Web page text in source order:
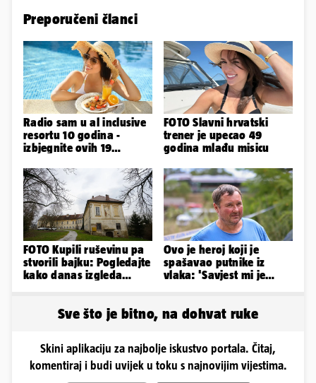
Preporučeni članci
Radio sam u al inclusive
resortu 10 godina -
izbjegnite ovih 19
odmor
FOTO Slavni hrvatski
trener je upecao 49
godina mlađu misicu
FOTO Kupili ruševinu pa
stvorili bajku: Pogledajte
kako danas izgleda
Ovo je heroj koji je
spašavao putnike iz
vlaka: 'Savjest mi je
Sve što je bitno, na dohvat ruke
Skini aplikaciju za najbolje iskustvo portala. Čitaj,
komentiraj i budi uvijek u toku s najnovijim vijestima.